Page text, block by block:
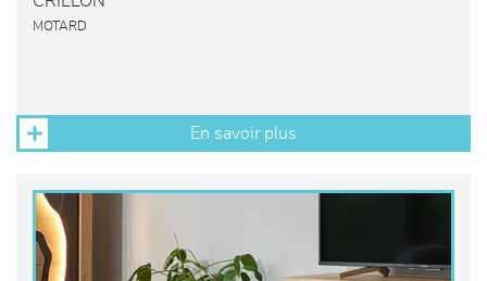
MOTARD
En savoir plus